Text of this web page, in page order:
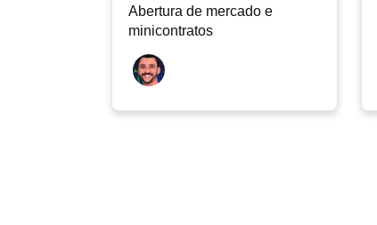
Abertura de mercado e
minicontratos